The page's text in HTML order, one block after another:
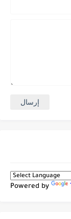
Powered by